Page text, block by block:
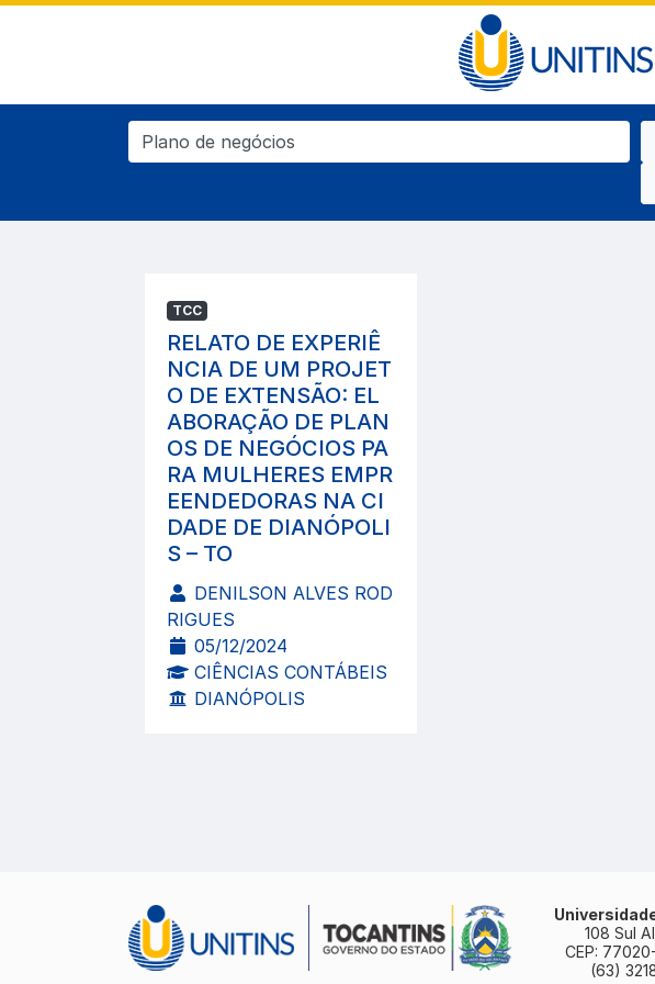
TCC
RELATO DE EXPERIÊ
NCIA DE UM PROJET
O DE EXTENSÃO: EL
ABORAÇÃO DE PLAN
OS DE NEGÓCIOS PA
RA MULHERES EMPR
EENDEDORAS NA CI
DADE DE DIANÓPOLI
S – TO
DENILSON ALVES ROD
RIGUES
05/12/2024
CIÊNCIAS CONTÁBEIS
DIANÓPOLIS
108 Sul
CEP:
(63)